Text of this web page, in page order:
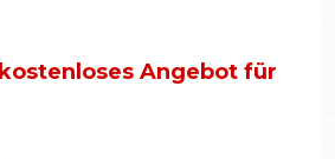
kostenloses Angebot für